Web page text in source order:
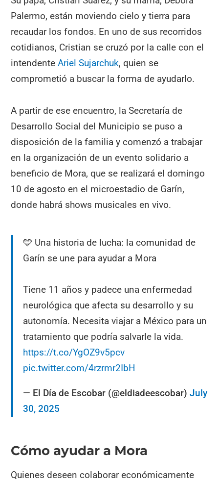
Palermo, están moviendo cielo y tierra para
recaudar los fondos. En uno de sus recorridos
cotidianos, Cristian se cruzó por la calle con el
intendenteAriel Sujarchuk, quien se
comprometió a buscar la forma de ayudarlo.
A partir de ese encuentro, la Secretaría de
Desarrollo Social del Municipio se puso a
disposición de la familia y comenzó a trabajar
en la organización de un evento solidario a
beneficio de Mora, que se realizará el domingo
10 de agosto en el microestadio de Garín,
donde habrá shows musicales en vivo.
🩵 Una historia de lucha: la comunidad de
Garín se une para ayudar a Mora
Tiene 11 años y padece una enfermedad
neurológica que afecta su desarrollo y su
autonomía. Necesita viajar a México para un
tratamiento que podría salvarle la vida.
https://t.co/YgOZ9v5pcv
pic.twitter.com/4rzrmr2IbH
— El Día de Escobar (@eldiadeescobar)July
30, 2025
Cómo ayudar a Mora
Quienes deseen colaborar económicamente